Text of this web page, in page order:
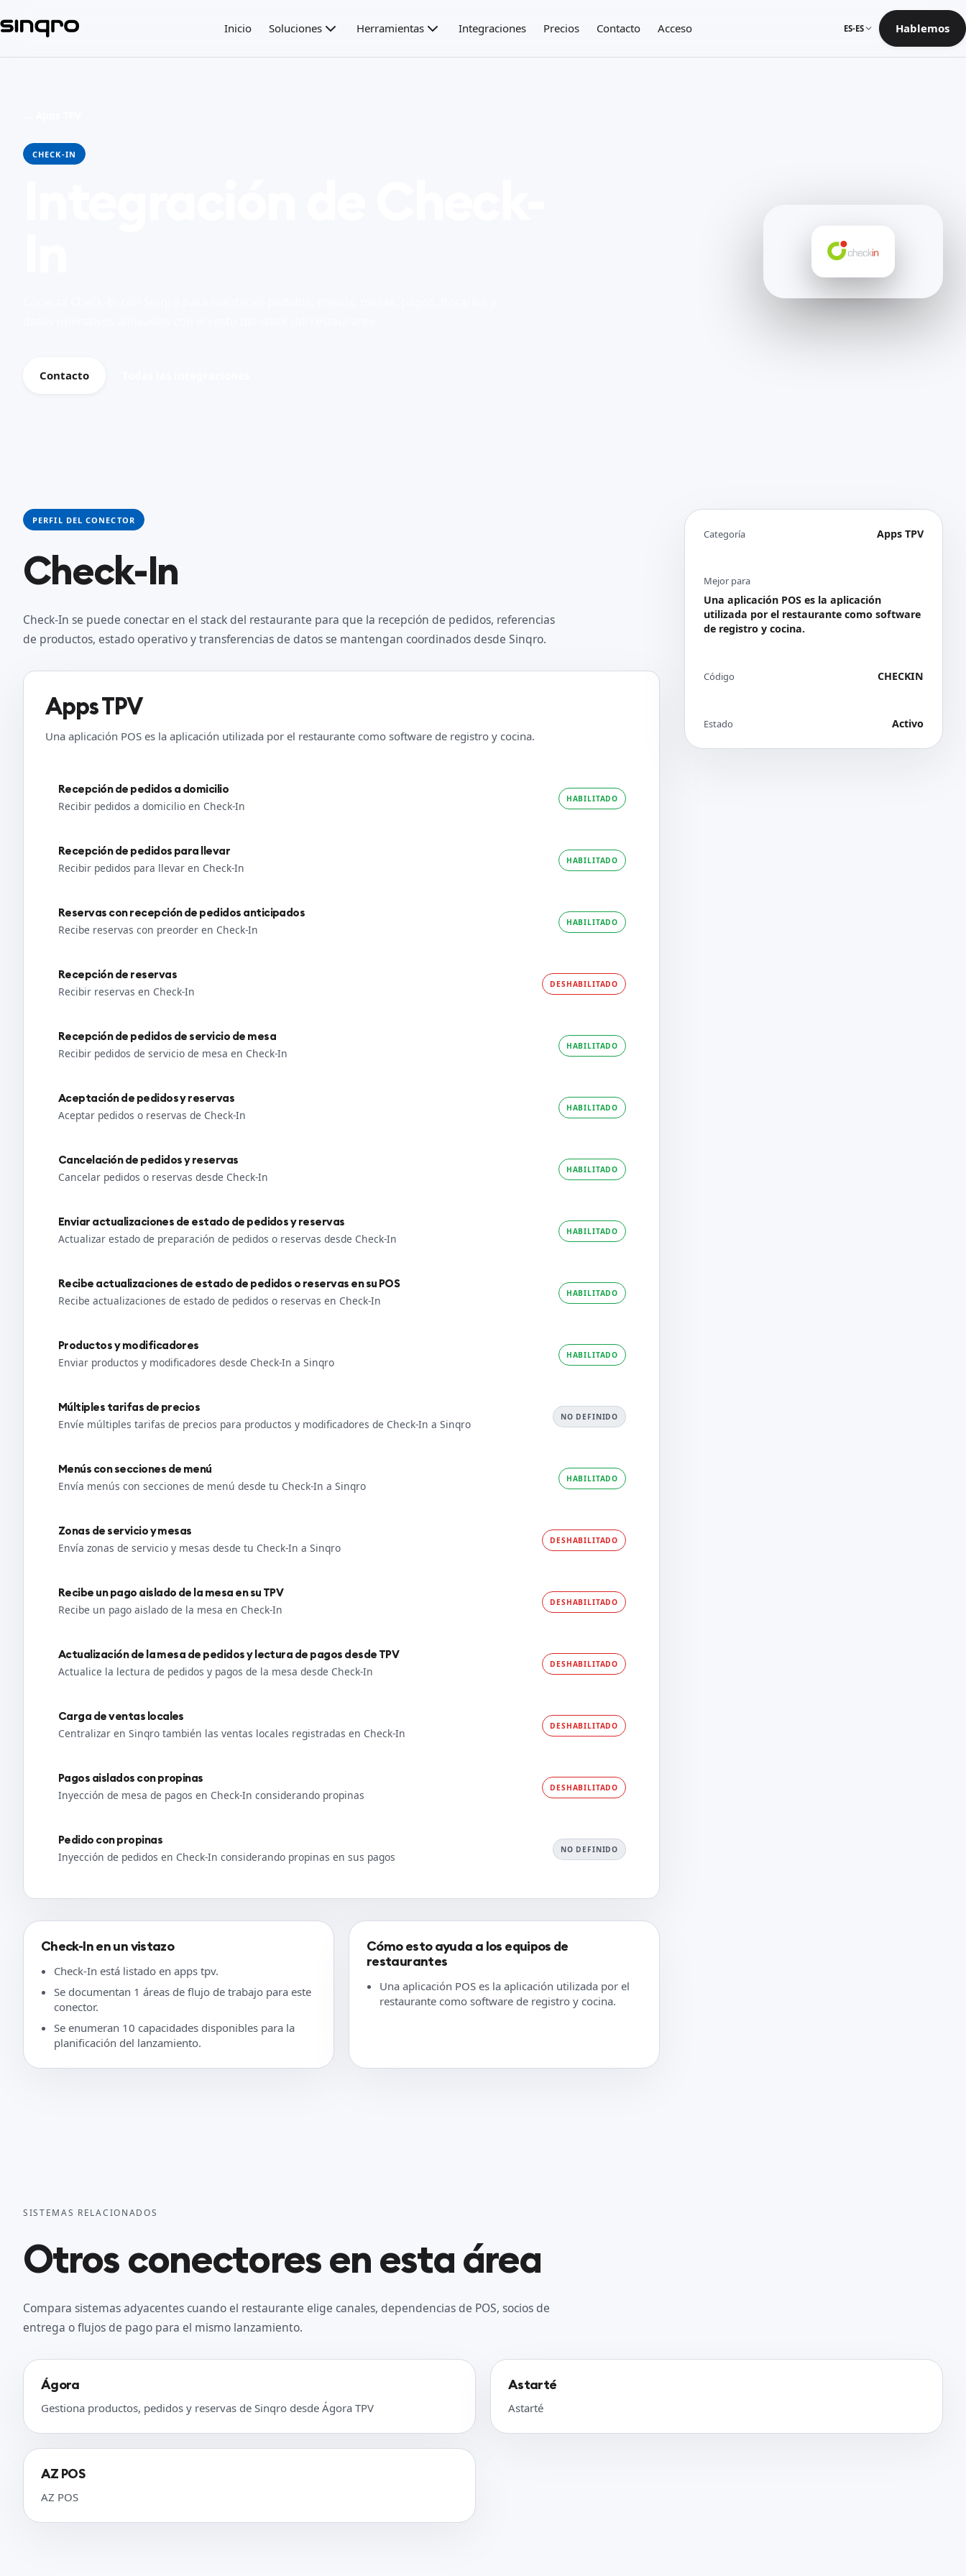
Inicio Soluciones Herramientas Integraciones Precios Contacto Acceso ES-ES Hablemos
CHECK-IN
Contacto
PERFIL DEL CONECTOR
Check-In
Check-In se puede conectar en el stack del restaurante para que la recepción de pedidos, referencias
de productos, estado operativo y transferencias de datos se mantengan coordinados desde Sinqro.
Apps TPV
Una aplicación POS es la aplicación utilizada por el restaurante como software de registro y cocina.
Recepción de pedidos a domicilio
Recibir pedidos a domicilio en Check-In
HABILITADO
Recepción de pedidos para llevar
Recibir pedidos para llevar en Check-In
HABILITADO
Reservas con recepción de pedidos anticipados
Recibe reservas con preorder en Check-In
HABILITADO
Recepción de reservas
Recibir reservas en Check-In
DESHABILITADO
Recepción de pedidos de servicio de mesa
Recibir pedidos de servicio de mesa en Check-In
HABILITADO
Aceptación de pedidos y reservas
Aceptar pedidos o reservas de Check-In
HABILITADO
Cancelación de pedidos y reservas
Cancelar pedidos o reservas desde Check-In
HABILITADO
Enviar actualizaciones de estado de pedidos y reservas
Actualizar estado de preparación de pedidos o reservas desde Check-In
HABILITADO
Recibe actualizaciones de estado de pedidos o reservas en su POS
Recibe actualizaciones de estado de pedidos o reservas en Check-In
HABILITADO
Productos y modificadores
Enviar productos y modificadores desde Check-In a Sinqro
HABILITADO
Múltiples tarifas de precios
Envíe múltiples tarifas de precios para productos y modificadores de Check-In a Sinqro
NO DEFINIDO
Menús con secciones de menú
Envía menús con secciones de menú desde tu Check-In a Sinqro
HABILITADO
Zonas de servicio y mesas
Envía zonas de servicio y mesas desde tu Check-In a Sinqro
DESHABILITADO
Recibe un pago aislado de la mesa en su TPV
Recibe un pago aislado de la mesa en Check-In
DESHABILITADO
Actualización de la mesa de pedidos y lectura de pagos desde TPV
Actualice la lectura de pedidos y pagos de la mesa desde Check-In
DESHABILITADO
Carga de ventas locales
Centralizar en Sinqro también las ventas locales registradas en Check-In
DESHABILITADO
Pagos aislados con propinas
Inyección de mesa de pagos en Check-In considerando propinas
DESHABILITADO
Pedido con propinas
Inyección de pedidos en Check-In considerando propinas en sus pagos
NO DEFINIDO
Check-In en un vistazo
Check-In está listado en apps tpv.
Se documentan 1 áreas de flujo de trabajo para este
conector.
Se enumeran 10 capacidades disponibles para la
planificación del lanzamiento.
Cómo esto ayuda a los equipos de
restaurantes
Una aplicación POS es la aplicación utilizada por el
restaurante como software de registro y cocina.
Categoría Apps TPV
Mejor para
Una aplicación POS es la aplicación
utilizada por el restaurante como software
de registro y cocina.
Código CHECKIN
Estado Activo
SISTEMAS RELACIONADOS
Otros conectores en esta área
Compara sistemas adyacentes cuando el restaurante elige canales, dependencias de POS, socios de
entrega o flujos de pago para el mismo lanzamiento.
Ágora
Gestiona productos, pedidos y reservas de Sinqro desde Ágora TPV
Astarté
Astarté
AZ POS
AZ POS